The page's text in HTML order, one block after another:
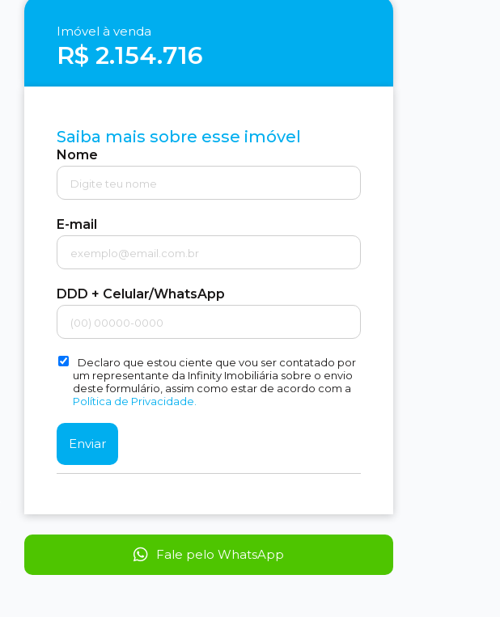
Imóvel à venda
R$ 2.154.716
Saiba mais sobre esse imóvel
Nome
E-mail
DDD + Celular/WhatsApp
Declaro que estou ciente que vou ser contatado por
um representante da Infinity Imobiliária sobre o envio
deste formulário, assim como estar de acordo com a
Política de Privacidade.
Fale pelo WhatsApp